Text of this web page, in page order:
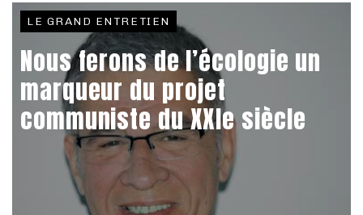
LE GRAND ENTRETIEN
Nous ferons de l’écologie un
marqueur du projet
communiste du XXIe siècle